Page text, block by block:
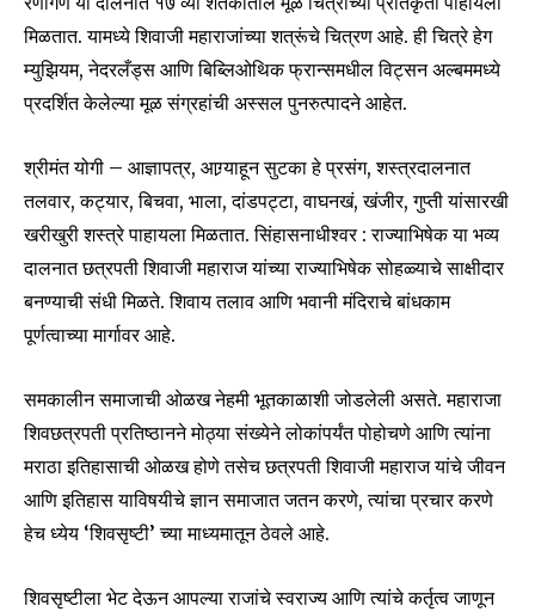
मिळतात. यामध्ये शिवाजी महाराजांच्या शत्रूंचे चित्रण आहे. ही चित्रे हेग
म्युझियम, नेदरलँड्स आणि बिब्लिओथिक फ्रान्समधील विट्सन अल्बममध्ये
प्रदर्शित केलेल्या मूळ संग्रहांची अस्सल पुनरुत्पादने आहेत.
श्रीमंत योगी – आज्ञापत्र, आग्र्याहून सुटका हे प्रसंग, शस्त्रदालनात
तलवार, कट्यार, बिचवा, भाला, दांडपट्टा, वाघनखं, खंजीर, गुप्ती यांसारखी
खरीखुरी शस्त्रे पाहायला मिळतात. सिंहासनाधीश्वर : राज्याभिषेक या भव्य
दालनात छत्रपती शिवाजी महाराज यांच्या राज्याभिषेक सोहळ्याचे साक्षीदार
बनण्याची संधी मिळते. शिवाय तलाव आणि भवानी मंदिराचे बांधकाम
पूर्णत्वाच्या मार्गावर आहे.
समकालीन समाजाची ओळख नेहमी भूतकाळाशी जोडलेली असते. महाराजा
शिवछत्रपती प्रतिष्ठानने मोठ्या संख्येने लोकांपर्यंत पोहोचणे आणि त्यांना
मराठा इतिहासाची ओळख होणे तसेच छत्रपती शिवाजी महाराज यांचे जीवन
आणि इतिहास याविषयीचे ज्ञान समाजात जतन करणे, त्यांचा प्रचार करणे
हेच ध्येय ‘शिवसृष्टी’ च्या माध्यमातून ठेवले आहे.
शिवसृष्टीला भेट देऊन आपल्या राजांचे स्वराज्य आणि त्यांचे कर्तृत्व जाणून